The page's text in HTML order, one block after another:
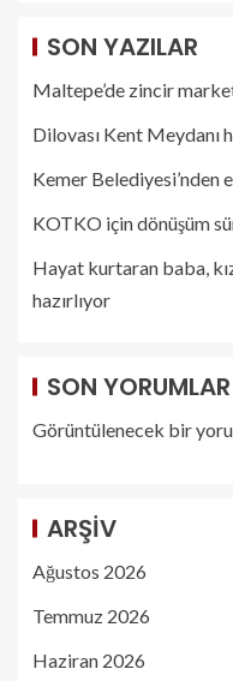
SON YAZILAR
Maltepe’de zincir
Dilovası Kent Meydanı
Kemer Belediyesi’nden
KOTKO için dönüşüm
Hayat kurtaran baba,
hazırlıyor
SON YORUMLAR
Görüntülenecek bir
ARŞIV
Ağustos 2026
Temmuz 2026
Haziran 2026